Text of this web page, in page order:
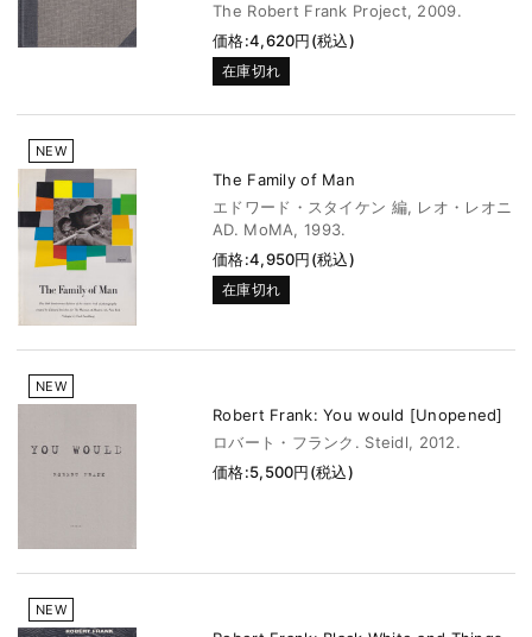
The Robert Frank Project, 2009.
価格:4,620円(税込)
在庫切れ
NEW
The Family of Man
エドワード・スタイケン 編, レオ・レオニ
AD. MoMA, 1993.
価格:4,950円(税込)
在庫切れ
NEW
Robert Frank: You would [Unopened]
ロバート・フランク. Steidl, 2012.
価格:5,500円(税込)
NEW